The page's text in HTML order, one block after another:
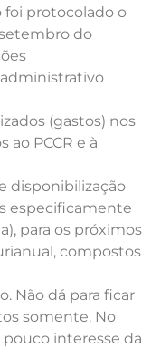
foi protocolado o
setembro do
(gastos) nos
ao PCCR e à
disponibilização
especificamente
para os próximos
compostos
Não dá para ficar
somente. No
interesse da